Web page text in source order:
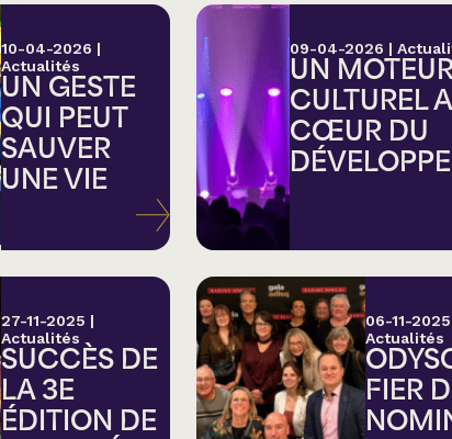
traditionnelle)
Country
Famille
Spectacles en location
10-04-2026 |
Actualités
UN GESTE
QUI PEUT
SAUVER
UNE VIE
09-04-2026 |
UN
CULTUREL
CŒUR DU
27-11-2025 |
Actualités
SUCCÈS DE
LA 3E
ÉDITION DE
06-11-2025
Actualités
FIER